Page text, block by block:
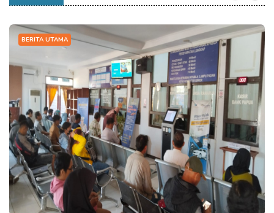
BERITA UTAMA